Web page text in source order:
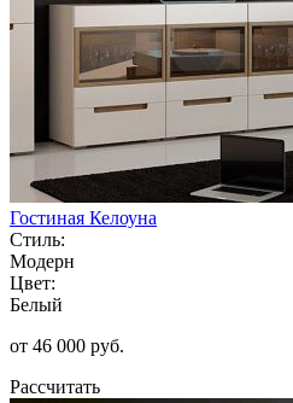
Гостиная Келоуна
Стиль:
Модерн
Цвет:
Белый
от 46 000 руб.
Рассчитать